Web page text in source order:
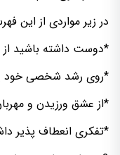
در زیر مواردی از این
*دوست داشته باشید
*روی رشد شخصی خود
*از عشق ورزیدن و
*تفکری انعطاف پذیر